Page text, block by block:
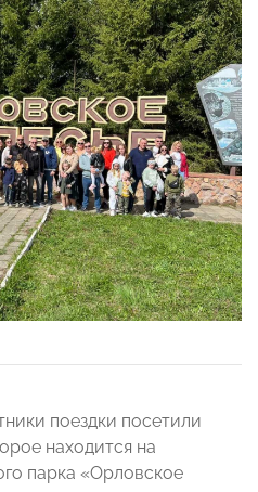
поездки посетили
находится на
парка «Орловское